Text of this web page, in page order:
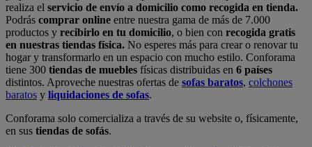
realiza el servicio de envío a domicilio como recogida en tienda.
Podrás comprar online entre nuestra gama de más de 7.000
productos y recibirlo en tu domicilio, o bien con recogida gratis
en nuestras tiendas física. No esperes más para crear o renovar tu
hogar y transformarlo en un espacio con mucho estilo. Conforama
tiene 300 tiendas de muebles físicas distribuidas en 6 países
distintos. Aproveche nuestras ofertas de sofas baratos, colchones
baratos y liquidaciones de sofas.
Conforama solo comercializa a través de su website o, físicamente,
en sus tiendas de sofás.